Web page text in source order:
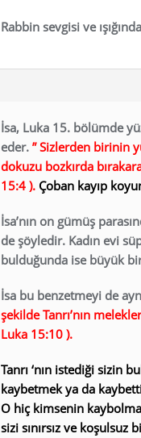
Rabbin sevgisi ve
İsa, Luka 15. bölümde
eder. ” Sizlerden birinin
dokuzu bozkırda
15:4 ). Çoban kayıp
İsa’nın on gümüş
de şöyledir. Kadın evi
bulduğunda ise büyük
İsa bu benzetmeyi de
şekilde Tanrı’nın
Luka 15:10 ).
Tanrı ‘nın istediği sizin
kaybetmek ya da
O hiç kimsenin
sizi sınırsız ve koşulsuz